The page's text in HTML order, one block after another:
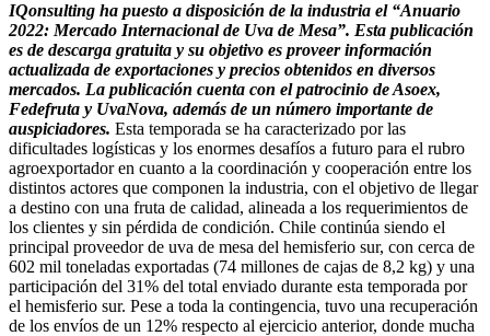
IQonsulting ha puesto a disposición de la industria el “Anuario
2022: Mercado Internacional de Uva de Mesa”. Esta publicación
es de descarga gratuita y su objetivo es proveer información
actualizada de exportaciones y precios obtenidos en diversos
mercados. La publicación cuenta con el patrocinio de Asoex,
Fedefruta y UvaNova, además de un número importante de
auspiciadores. Esta temporada se ha caracterizado por las
dificultades logísticas y los enormes desafíos a futuro para el rubro
agroexportador en cuanto a la coordinación y cooperación entre los
distintos actores que componen la industria, con el objetivo de llegar
a destino con una fruta de calidad, alineada a los requerimientos de
los clientes y sin pérdida de condición. Chile continúa siendo el
principal proveedor de uva de mesa del hemisferio sur, con cerca de
602 mil toneladas exportadas (74 millones de cajas de 8,2 kg) y una
participación del 31% del total enviado durante esta temporada por
el hemisferio sur. Pese a toda la contingencia, tuvo una recuperación
de los envíos de un 12% respecto al ejercicio anterior, donde mucha